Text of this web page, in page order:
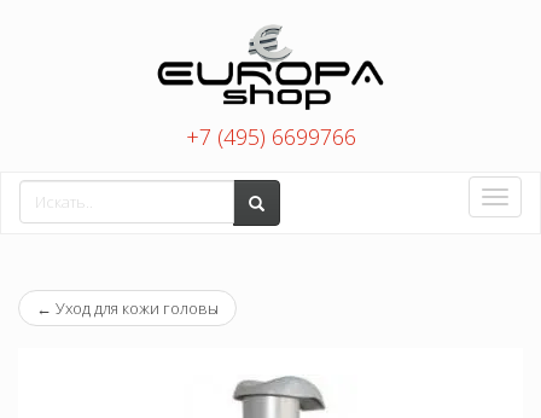
+7 (495) 6699766
Toggle
← Уход для кожи головы